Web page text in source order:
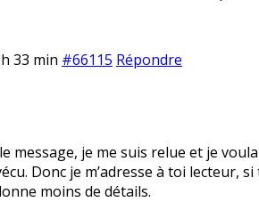
33 min #66115 Répondre
le message, je me suis relue et je
Donc je m’adresse à toi
moins de détails.